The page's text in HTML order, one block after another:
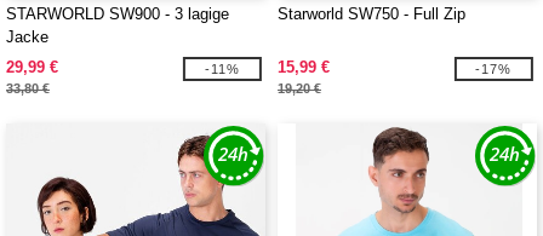
STARWORLD SW900 - 3 lagige
Jacke
29,99 €
33,80 €
-11%
Starworld SW750 - Full Zip
15,99 €
19,20 €
-17%